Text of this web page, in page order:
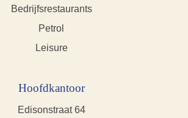
Bedrijfsrestaurants
Petrol
Leisure
Hoofdkantoor
Edisonstraat 64